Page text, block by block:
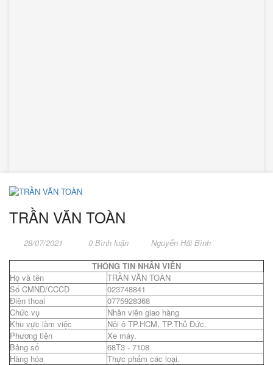
TRẦN VĂN TOÀN
28/07/2021 0 Bình luận
Nguyễn Hải Bình
THÔNG TIN NHÂN VIÊN
Họ và tên
TRẦN VĂN TOÀN
Số CMND/CCCD
023748841
Điện thoai
0775928368
Chức vụ
Nhân viên giao hàng
Khu vực làm việc
Nội ô TP.HCM, TP.Thủ Đức.
Phương tiện
Xe máy.
Bảng số
68T3 - 7108
Hàng hóa
Thực phẩm các loại.